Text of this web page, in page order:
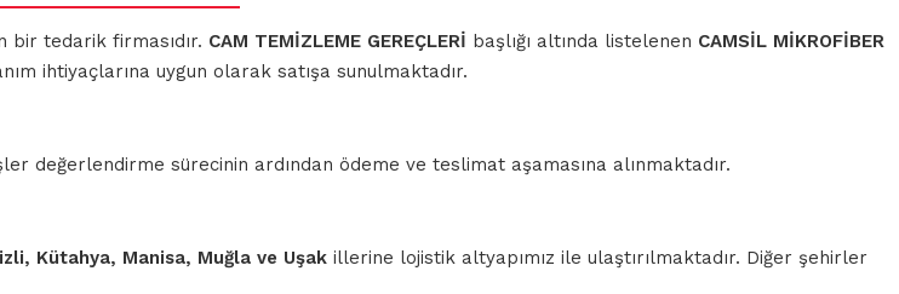
tedarik firmasıdır. CAM TEMİZLEME GEREÇLERİ başlığı altında listelenen CAMSİL MİKROFİBER
ihtiyaçlarına uygun olarak satışa sunulmaktadır.
değerlendirme sürecinin ardından ödeme ve teslimat aşamasına alınmaktadır.
Kütahya, Manisa, Muğla ve Uşak illerine lojistik altyapımız ile ulaştırılmaktadır. Diğer şehirler